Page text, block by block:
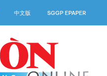
中文版 SGGP EPAPER